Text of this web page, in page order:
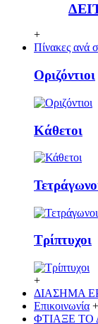
+
Πίνακες ανά
Οριζόντιοι
Κάθετoι
Τρίπτυχοι
+
ΔΙΑΣΗΜΑ
Επικοινωνία +
ΦΤΙΑΞΕ ΤΟ